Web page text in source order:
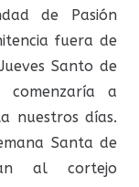
de Pasión
fuera de
Santo de
a
nuestros días.
Santa de
al cortejo